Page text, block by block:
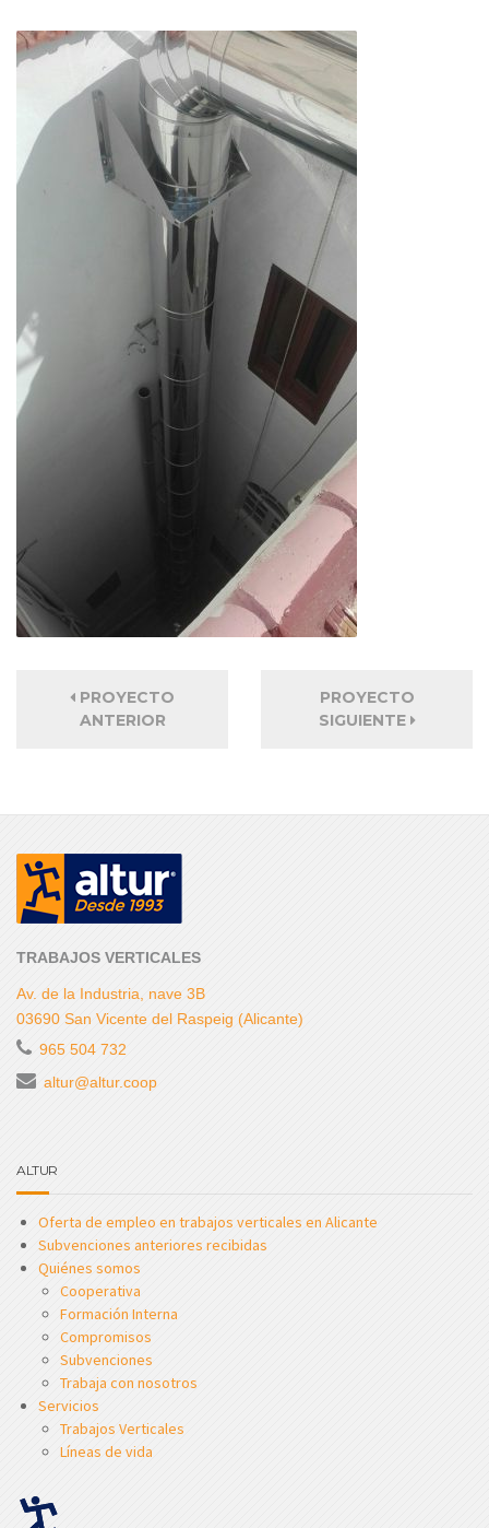
PROYECTO
ANTERIOR
PROYECTO
SIGUIENTE
TRABAJOS VERTICALES
Av. de la Industria, nave 3B
03690 San Vicente del Raspeig (Alicante)
965 504 732
altur@altur.coop
ALTUR
Oferta de empleo en trabajos verticales en Alicante
Subvenciones anteriores recibidas
Quiénes somos
Cooperativa
Formación Interna
Compromisos
Subvenciones
Trabaja con nosotros
Servicios
Trabajos Verticales
Líneas de vida